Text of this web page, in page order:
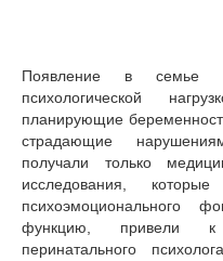
Появление в семье
психологической
планирующие
страдающие
получали только
исследования,
психоэмоционального
функцию, привели к
перинатального